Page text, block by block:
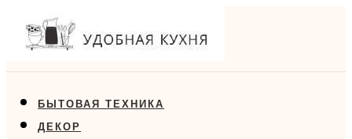
БЫТОВАЯ ТЕХНИКА
ДЕКОР